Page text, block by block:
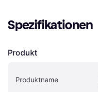
Spezifikationen
Produkt
Produktname